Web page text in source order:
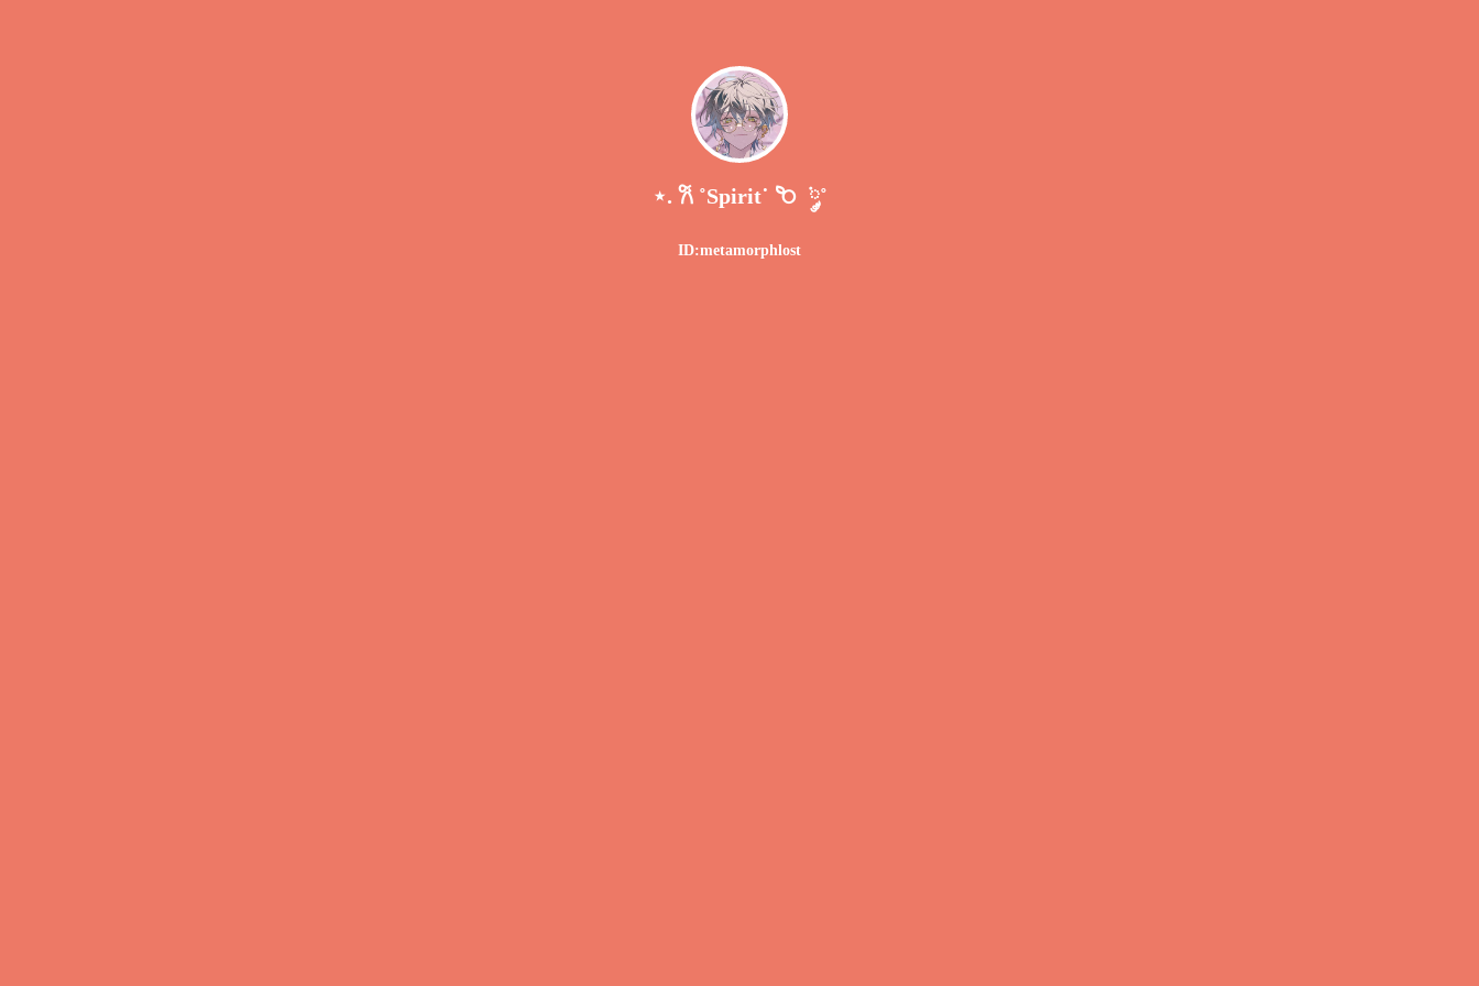
⋆. 𐙚 ˚Spirit˙ 𐂴 ݁ ༘˚
ID:metamorphlost